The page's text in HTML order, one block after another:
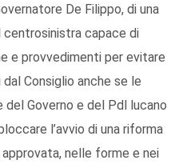
De Filippo, di una
centrosinistra capace di
e provvedimenti per evitare
Consiglio anche se le
Governo e del Pdl lucano
l’avvio di una riforma
nelle forme e nei